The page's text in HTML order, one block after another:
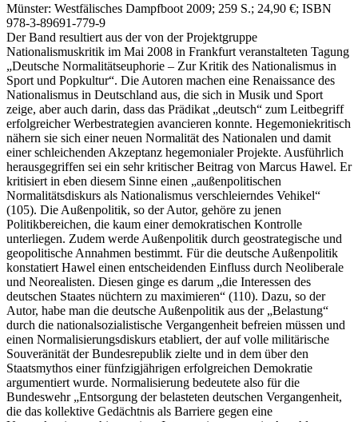
Münster: Westfälisches Dampfboot 2009; 259 S.; 24,90 €; ISBN
978-3-89691-779-9
Der Band resultiert aus der von der Projektgruppe
Nationalismuskritik im Mai 2008 in Frankfurt veranstalteten Tagung
„Deutsche Normalitätseuphorie – Zur Kritik des Nationalismus in
Sport und Popkultur“. Die Autoren machen eine Renaissance des
Nationalismus in Deutschland aus, die sich in Musik und Sport
zeige, aber auch darin, dass das Prädikat „deutsch“ zum Leitbegriff
erfolgreicher Werbestrategien avancieren konnte. Hegemoniekritisch
nähern sie sich einer neuen Normalität des Nationalen und damit
einer schleichenden Akzeptanz hegemonialer Projekte. Ausführlich
herausgegriffen sei ein sehr kritischer Beitrag von Marcus Hawel. Er
kritisiert in eben diesem Sinne einen „außenpolitischen
Normalitätsdiskurs als Nationalismus verschleierndes Vehikel“
(105). Die Außenpolitik, so der Autor, gehöre zu jenen
Politikbereichen, die kaum einer demokratischen Kontrolle
unterliegen. Zudem werde Außenpolitik durch geostrategische und
geopolitische Annahmen bestimmt. Für die deutsche Außenpolitik
konstatiert Hawel einen entscheidenden Einfluss durch Neoliberale
und Neorealisten. Diesen ginge es darum „die Interessen des
deutschen Staates nüchtern zu maximieren“ (110). Dazu, so der
Autor, habe man die deutsche Außenpolitik aus der „Belastung“
durch die nationalsozialistische Vergangenheit befreien müssen und
einen Normalisierungsdiskurs etabliert, der auf volle militärische
Souveränität der Bundesrepublik zielte und in dem über den
Staatsmythos einer fünfzigjährigen erfolgreichen Demokratie
argumentiert wurde. Normalisierung bedeutete also für die
Bundeswehr „Entsorgung der belasteten deutschen Vergangenheit,
die das kollektive Gedächtnis als Barriere gegen eine